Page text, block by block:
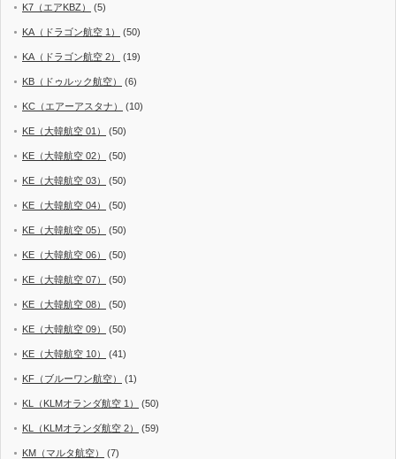
K7（エアKBZ） (5)
KA（ドラゴン航空 1） (50)
KA（ドラゴン航空 2） (19)
KB（ドゥルック航空） (6)
KC（エアーアスタナ） (10)
KE（大韓航空 01） (50)
KE（大韓航空 02） (50)
KE（大韓航空 03） (50)
KE（大韓航空 04） (50)
KE（大韓航空 05） (50)
KE（大韓航空 06） (50)
KE（大韓航空 07） (50)
KE（大韓航空 08） (50)
KE（大韓航空 09） (50)
KE（大韓航空 10） (41)
KF（ブルーワン航空） (1)
KL（KLMオランダ航空 1） (50)
KL（KLMオランダ航空 2） (59)
KM（マルタ航空） (7)